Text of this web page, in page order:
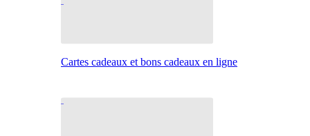
Cartes cadeaux et bons cadeaux en ligne